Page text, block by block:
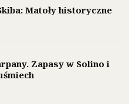
Matoły historyczne
Zapasy w Solino i